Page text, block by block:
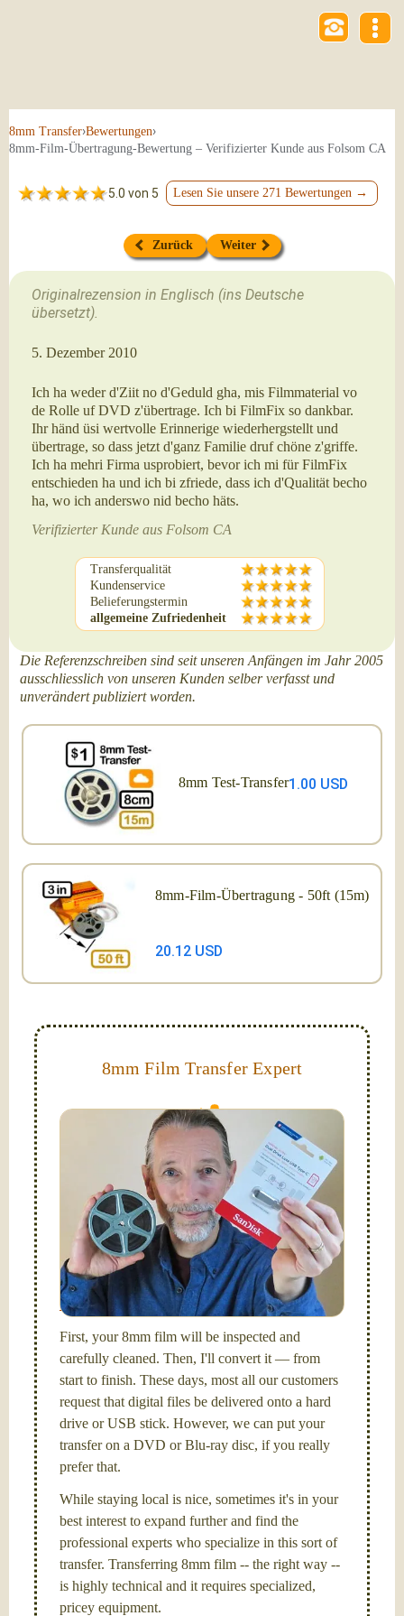
8mm Transfer›Bewertungen›
8mm-Film-Übertragung-Bewertung – Verifizierter Kunde aus Folsom CA
5.0 von 5 Lesen Sie unsere 271 Bewertungen →
Zurück Weiter
Originalrezension in Englisch (ins Deutsche
übersetzt).
5. Dezember 2010
Ich ha weder d'Ziit no d'Geduld gha, mis Filmmaterial vo
de Rolle uf DVD z'übertrage. Ich bi FilmFix so dankbar.
Ihr händ üsi wertvolle Erinnerige wiederhergstellt und
übertrage, so dass jetzt d'ganz Familie druf chöne z'griffe.
Ich ha mehri Firma usprobiert, bevor ich mi für FilmFix
entschieden ha und ich bi zfriede, dass ich d'Qualität becho
ha, wo ich anderswo nid becho häts.
Verifizierter Kunde aus Folsom CA
Transferqualität
Kundenservice
Belieferungstermin
allgemeine Zufriedenheit
Die Referenzschreiben sind seit unseren Anfängen im Jahr 2005
ausschliesslich von unseren Kunden selber verfasst und
unverändert publiziert worden.
8mm Test-Transfer1.00 USD
8mm-Film-Übertragung - 50ft (15m)
20.12 USD
8mm Film Transfer Expert
Simplify - get your films in a "grab and go" format!
We transfer 8mm or Super 8 films onto a handy USB
stick (or hard drive.)
Hello, I'm Nathaniel. My wife Laura and I are
FilmFix — a two person team.
I am the technical expert with adegree in motion
picture and photography, from Brooks Institute,
Santa Barbara, CA.
First, your 8mm film will be inspected and
carefully cleaned. Then, I'll convert it — from
start to finish. These days, most all our customers
request that digital files be delivered onto a hard
drive or USB stick. However, we can put your
transfer on a DVD or Blu-ray disc, if you really
prefer that.
While staying local is nice, sometimes it's in your
best interest to expand further and find the
professional experts who specialize in this sort of
transfer. Transferring 8mm film -- the right way --
is highly technical and it requires specialized,
pricey equipment.